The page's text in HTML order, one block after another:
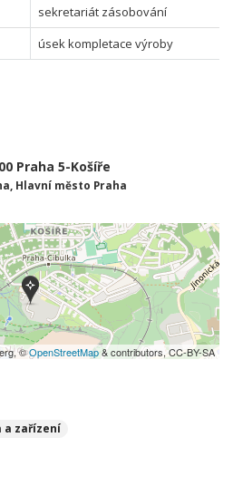
sekretariát zásobování
úsek kompletace výroby
Praha 5-Košíře
Hlavní město Praha
©OpenStreetMap& contributors, CC-BY-SA
a zařízení